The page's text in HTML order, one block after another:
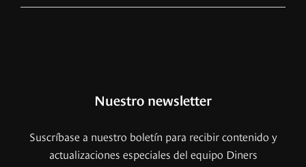
Nuestro newsletter
Suscríbase a nuestro boletín para recibir contenido y
actualizaciones especiales del equipo Diners